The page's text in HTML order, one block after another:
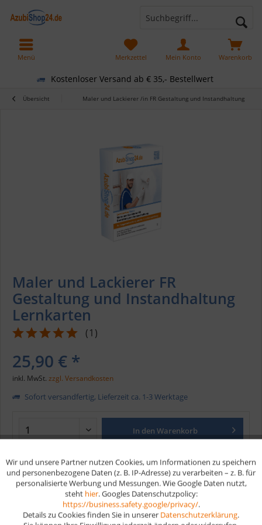
Kostenloser Versand ab € 35,- Bestellwert
Warenkorb
Merkzettel Mein Konto
Menü
Übersicht Maler und Lackierer /in FR Gestaltung und Instandhaltung
Maler und Lackierer FR
Gestaltung und Instandhaltung
Lernkarten
(1 )
25,90 € *
inkl. MwSt. zzgl. Versandkosten
Sofort versandfertig, Lieferzeit ca. 1-3 Werktage
In den Warenkorb
Merken
187
9783961592548
Funktionale Aktiv
Aktiv
Wir und unsere Partner nutzen Cookies, um Informationen zu speichern
und personenbezogene Daten (z. B. IP-Adresse) zu verarbeiten – z. B. für
personalisierte Werbung und Messungen. Wie Google Daten nutzt,
steht hier. Googles Datenschutzpolicy:
https://business.safety.google/privacy/.
Details zu Cookies finden Sie in unserer Datenschutzerklärung.